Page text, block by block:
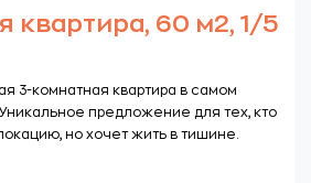
квартира, 60 м2, 1/5
3-комнатная квартира в самом
предложение для тех, кто
но хочет жить в тишине.